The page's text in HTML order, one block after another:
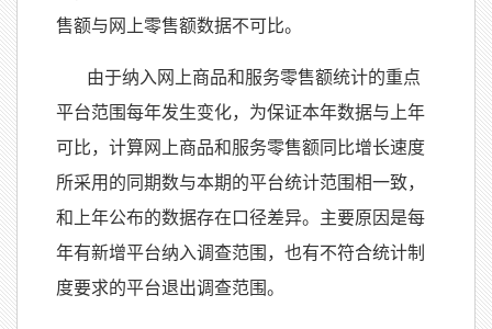
售额与网上零售额数据不可比。
由于纳入网上商品和服务零售额统计的重点
平台范围每年发生变化，为保证本年数据与上年
可比，计算网上商品和服务零售额同比增长速度
所采用的同期数与本期的平台统计范围相一致，
和上年公布的数据存在口径差异。主要原因是每
年有新增平台纳入调查范围，也有不符合统计制
度要求的平台退出调查范围。